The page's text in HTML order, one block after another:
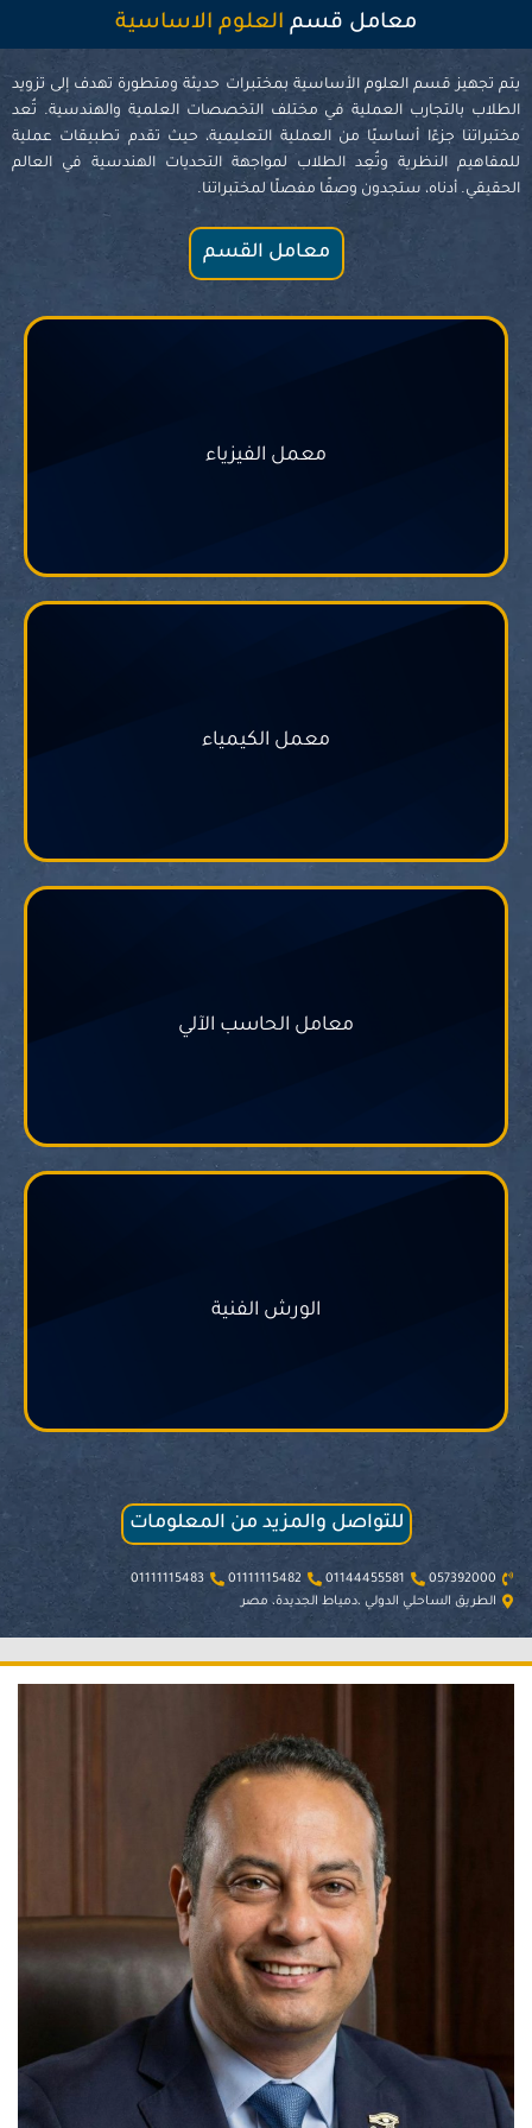
معامل قسم العلوم الاساسية
يتم تجهيز قسم العلوم الأساسية بمختبرات حديثة ومتطورة تهدف إلى تزويد
الطلاب بالتجارب العملية في مختلف التخصصات العلمية والهندسية. تُعد
مختبراتنا جزءًا أساسيًا من العملية التعليمية، حيث تقدم تطبيقات عملية
للمفاهيم النظرية وتُعِد الطلاب لمواجهة التحديات الهندسية في العالم
الحقيقي. أدناه، ستجدون وصفًا مفصلًا لمختبراتنا.
معامل القسم
معمل الفيزياء
معمل الكيمياء
معامل الحاسب الآلي
الورش الفنية
للتواصل والمزيد من المعلومات
057392000
01144455581
01111115482
01111115483
الطريق الساحلي الدولي ،دمياط الجديدة، مصر